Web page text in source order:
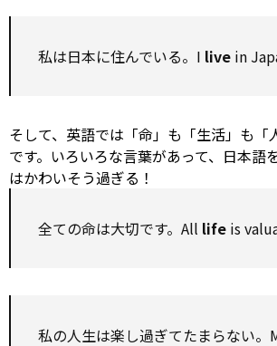
私は日本に住んでいる。I live in
そして、英語では「命」も「生活」も
です。いろいろな言葉があって、日本語
はかわいそう過ぎる！
全ての命は大切です。All life is
私の人生は楽し過ぎてたまらない。